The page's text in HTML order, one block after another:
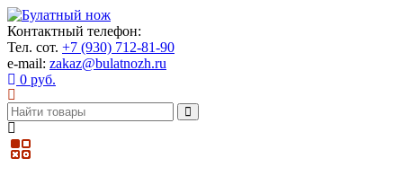
Контактный телефон:
Тел. сот. +7 (930) 712-81-90
e-mail: zakaz@bulatnozh.ru
0 руб.